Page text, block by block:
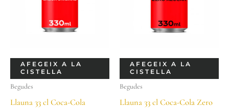
AFEGEIX A LA
CISTELLA
Begudes
Llauna 33 cl Coca-Cola
AFEGEIX A LA
CISTELLA
Begudes
Llauna 33 cl Coca-Cola Zero